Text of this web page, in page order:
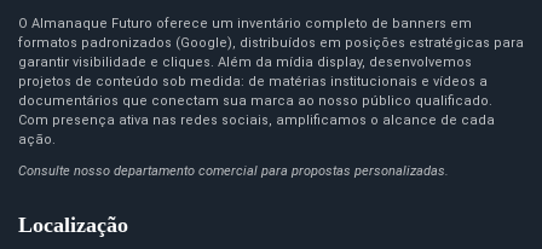
O Almanaque Futuro oferece um inventário completo de banners em
formatos padronizados (Google), distribuídos em posições estratégicas para
garantir visibilidade e cliques. Além da mídia display, desenvolvemos
projetos de conteúdo sob medida: de matérias institucionais e vídeos a
documentários que conectam sua marca ao nosso público qualificado.
Com presença ativa nas redes sociais, amplificamos o alcance de cada
ação.
Consulte nosso departamento comercial para propostas personalizadas.
Localização